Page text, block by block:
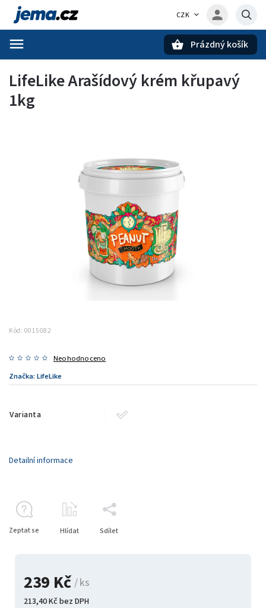
CZK
Prázdný košík
LifeLike Arašídový krém křupavý
1kg
Kód: 0015082
Neohodnoceno
Značka: LifeLike
Varianta
239 Kč / ks
213,40 Kč bez DPH
Detailní informace
Zeptat se Hlídat Sdílet